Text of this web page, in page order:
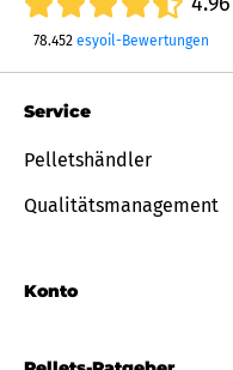
78.452 esyoil-Bewertungen
Service
Pelletshändler
Qualitätsmanagement
Konto